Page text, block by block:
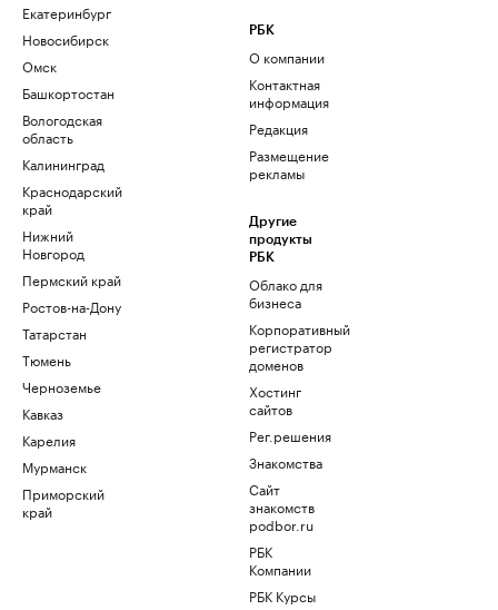
Екатеринбург
Новосибирск
Омск
Башкортостан
Вологодская
область
Калининград
Краснодарский
край
Нижний
Новгород
Пермский край
Ростов-на-Дону
Татарстан
Тюмень
Черноземье
Кавказ
Карелия
Мурманск
Приморский
край
РБК
О компании
Контактная
информация
Редакция
Размещение
рекламы
Другие
продукты
РБК
Облако для
бизнеса
Корпоративный
регистратор
доменов
Хостинг
сайтов
Рег.решения
Знакомства
Сайт
знакомств
podbor.ru
РБК
Компании
РБК Курсы